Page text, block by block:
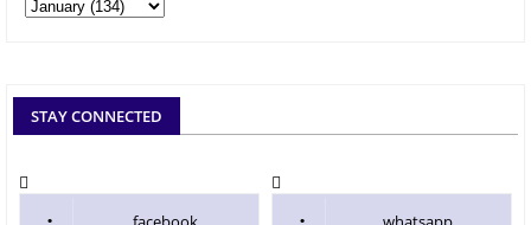
STAY CONNECTED